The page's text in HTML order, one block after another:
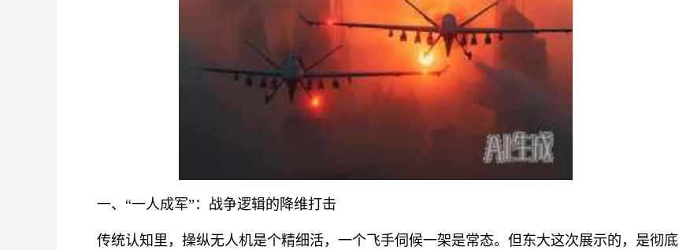
一、“一人成军”：战争逻辑的降维打击
传统认知里，操纵无人机是个精细活，一个飞手伺候一架是常态。但东大这次展示的，是彻底